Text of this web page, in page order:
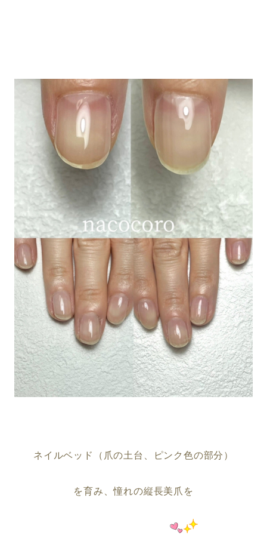
ネイルベッド（爪の土台、ピンク色の部分）
を育み、憧れの縦長美爪を